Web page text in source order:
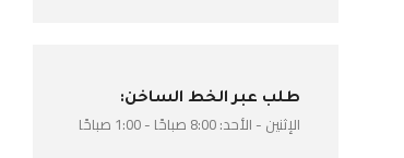
طلب عبر الخط الساخن:
الإثنين - الأحد: 8:00 صباحًا - 1:00 صباحًا